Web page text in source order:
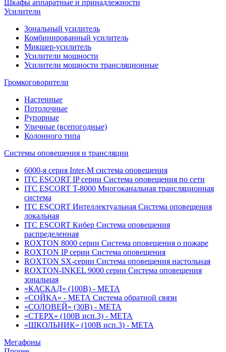
Шкафы аппаратные и принадлежности
Усилители
Зональный усилитель
Комбинированный усилитель
Микшер-усилитель
Усилители мощности
Усилители мощности трансляционные
Громкоговорители
Настенные
Потолочные
Рупорные
Уличные (всепогодные)
Колонного типа
Системы оповещения и трансляции
6000-я серия Inter-M система оповещения
ITC ESCORT IP серии Система оповещения по сети
ITC ESCORT T-8000 Многоканальная трансляционная
система
ITC ESCORT Интеллектуальная Система оповещения
локальная
ITC ESCORT Кибер Система оповещения
распределенная
ROXTON 8000 серии Система оповещения о пожаре
ROXTON IP серии Система оповещения
ROXTON SX-серии Система оповещения настольная
ROXTON-INKEL 9000 серии Система оповещения
зональная
«КАСКАД» (100В) - МЕТА
«СОЙКА» - МЕТА Система обратной связи
«СОЛОВЕЙ» (30В) - МЕТА
«СТЕРХ» (100В исп.3) - МЕТА
«ШКОЛЬНИК» (100В исп.3) - МЕТА
Мегафоны